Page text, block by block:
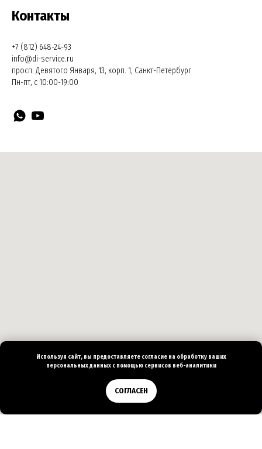
Используя сайт, вы предоставляете согласие на обработку ваших
персональныхданных с помощью сервисов веб-аналитики
СОГЛАСЕН
Позвонить
Контакты
+7 (812) 648-24-93
info@di-service.ru
просп. Девятого Января, 13, корп. 1, Санкт-Петербург
Пн-пт, с 10:00-19:00